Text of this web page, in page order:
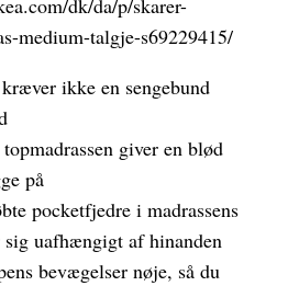
dk/da/p/skarer-
medium-talgje-s69229415/
ikke en sengebund
giver en blød
på
pocketfjedre i madrassens
uafhængigt af hinanden
bevægelser nøje, så du